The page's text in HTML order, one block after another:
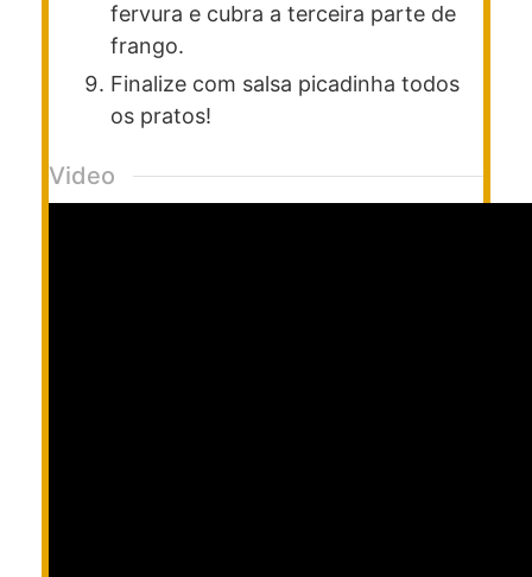
fervura e cubra a terceira parte de
frango.
Finalize com salsa picadinha todos
os pratos!
Video